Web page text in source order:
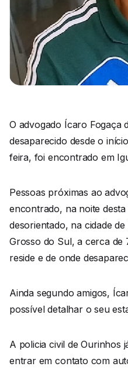
O advogado Ícaro Fogaça
desaparecido desde o
feira, foi encontrado em
Pessoas próximas ao
encontrado, na noite desta
desorientado, na cidade
Grosso do Sul, a cerca de
reside e de onde
Ainda segundo amigos,
possível detalhar o seu
A policia civil de Ourinhos
entrar em contato com